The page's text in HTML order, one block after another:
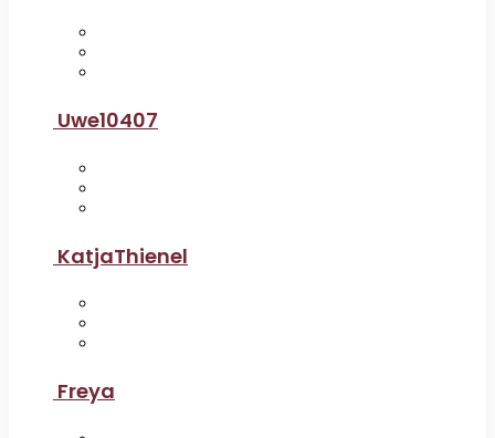
Uwe10407
KatjaThienel
Freya